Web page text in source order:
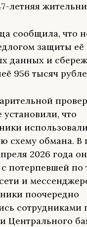
летняя
сообщила, что
защиты её
данных и
956 тысяч
что
использовали
схему обмана. В
2026 года
потерпевшей по
и
поочередно
сотрудниками
Центрального